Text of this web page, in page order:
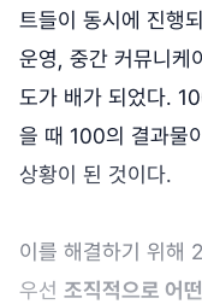
트들이 동시에 진행
운영, 중간 커뮤니케
도가 배가 되었다.
을 때 100의 결과물
상황이 된 것이다.
이를 해결하기 위해
우선 조직적으로 어